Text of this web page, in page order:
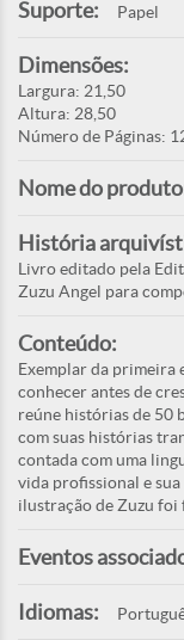
Suporte: Papel
Dimensões:
Largura: 21,50
Altura: 28,50
Número de Páginas:
Nome do
História
Livro editado pela
Zuzu Angel para
Conteúdo:
Exemplar da
conhecer antes de
reúne histórias de 50
com suas histórias
contada com uma
vida profissional e
ilustração de Zuzu foi
Eventos
Idiomas: